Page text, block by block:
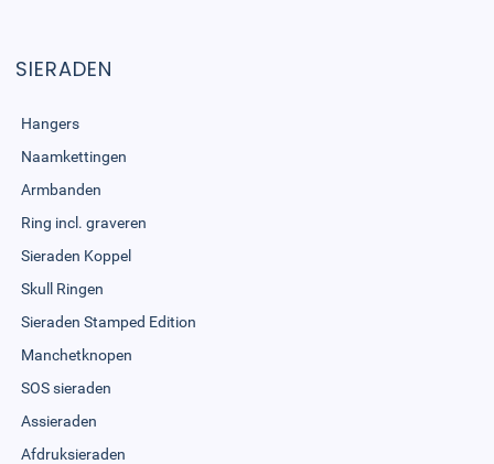
SIERADEN
Hangers
Naamkettingen
Armbanden
Ring incl. graveren
Sieraden Koppel
Skull Ringen
Sieraden Stamped Edition
Manchetknopen
SOS sieraden
Assieraden
Afdruksieraden